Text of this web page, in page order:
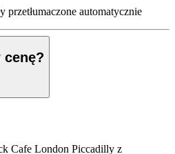
przetłumaczone automatycznie
Cafe London Piccadilly z